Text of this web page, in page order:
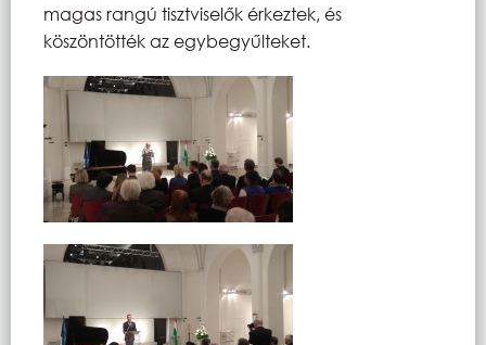
magas rangú tisztviselők érkeztek, és
köszöntötték az egybegyűlteket.